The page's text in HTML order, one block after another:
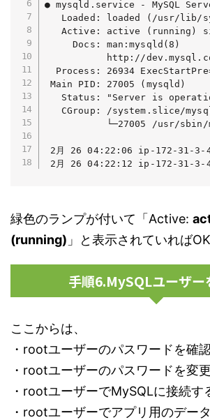
● mysqld.service - MySQL
Loaded: loaded (/usr/lib/
Active: active (running)
     Docs: man:mysqld(8)
http://
Process: 26934
Main PID: 27005 (mysqld)
Status: "Server is
CGroup: /system.slice/
└─27005 /usr/sbin/
2月 26 04:22:06 ip-172-31-
2月 26 04:22:12 ip-172-31-
緑色のランプが付いて「Active:
(running) 」と表示されていればOK
手順6.MySQLユーザー
ここからは、
・rootユーザーのパスワードを確
・rootユーザーのパスワードを変
・rootユーザーでMySQLに接続す
・rootユーザーでアプリ用のデー